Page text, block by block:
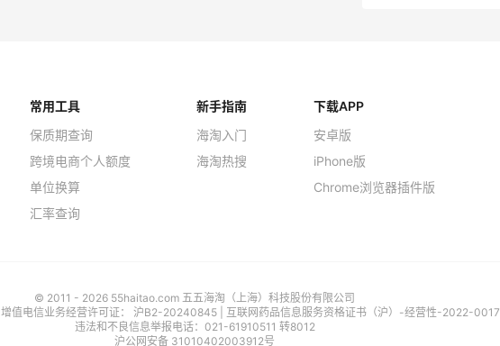
常用工具
保质期查询
跨境电商个人额度
单位换算
汇率查询
新手指南
海淘入门
海淘热搜
下载APP
安卓版
iPhone版
Chrome浏览器插件版
© 2011 - 2026 55haitao.com 五五海淘（上海）科技股份有限公司
| 增值电信业务经营许可证： 沪B2-20240845
互联网药品信息服务资格证书（沪）-经营性-2022-0017
违法和不良信息举报电话：021-61910511 转8012
沪公网安备 31010402003912号